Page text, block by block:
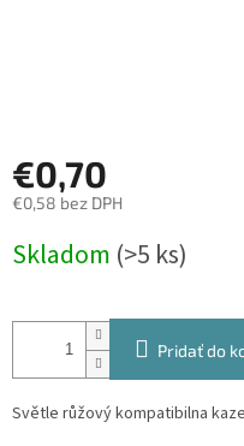
€0,70
€0,58 bez DPH
cena:
Skladom (>5 ks)
Pridať do
Světle růžový kompatibilna